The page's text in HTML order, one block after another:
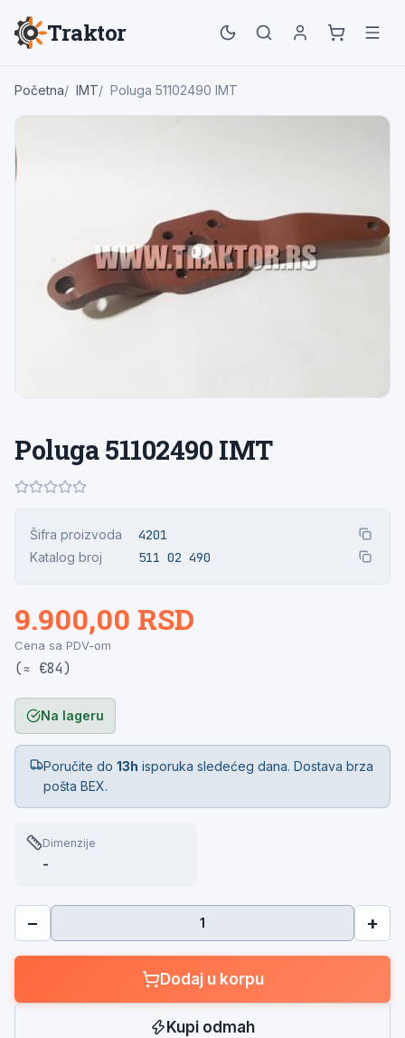
Traktor
Početna IMT Poluga 51102490 IMT
Poluga 51102490 IMT
Šifra proizvoda 4201
Katalog broj 511 02 490
9.900,00 RSD
Cena sa PDV-om
(≈ €84)
Na lageru
Poručite do13h isporuka sledećeg dana. Dostava brza
pošta BEX.
Dimenzije
-
− +
Dodaj u korpu
Kupi odmah